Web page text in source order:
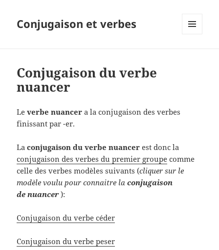
Conjugaison et verbes
Conjugaison du verbe
nuancer
Leverbe nuancer a la conjugaison des verbes
finissant par -er.
Laconjugaison du verbe nuancer est donc la
conjugaison des verbes du premier groupe comme
celle des verbes modèles suivants (cliquer sur le
modèle voulu pour connaitre laconjugaison
de nuancer):
Conjugaison du verbe céder
Conjugaison du verbe peser